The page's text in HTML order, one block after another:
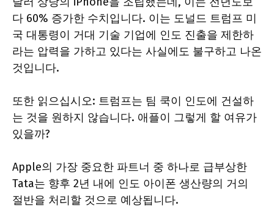
다 60% 증가한 수치입니다. 이는 도널드 트럼프 미
국 대통령이 거대 기술 기업에 인도 진출을 제한하
라는 압력을 가하고 있다는 사실에도 불구하고 나온
것입니다.
또한 읽으십시오: 트럼프는 팀 쿡이 인도에 건설하
는 것을 원하지 않습니다. 애플이 그렇게 할 여유가
있을까?
Apple의 가장 중요한 파트너 중 하나로 급부상한
Tata는 향후 2년 내에 인도 아이폰 생산량의 거의
절반을 처리할 것으로 예상됩니다.